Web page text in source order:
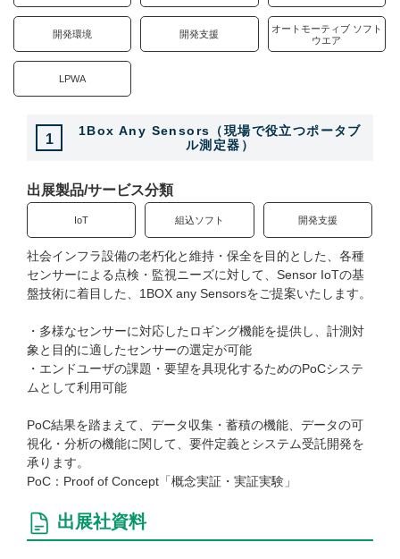
開発環境 開発支援
オートモーティブ ソフト
ウエア
LPWA
1
1Box Any Sensors（現場で役立つポータブ
ル測定器）
出展製品/サービス分類
IoT 組込ソフト 開発支援
社会インフラ設備の老朽化と維持・保全を目的とした、各種
センサーによる点検・監視ニーズに対して、Sensor IoTの基
盤技術に着目した、1BOX any Sensorsをご提案いたします。
・多様なセンサーに対応したロギング機能を提供し、計測対
象と目的に適したセンサーの選定が可能
・エンドユーザの課題・要望を具現化するためのPoCシステ
ムとして利用可能
PoC結果を踏まえて、データ収集・蓄積の機能、データの可
視化・分析の機能に関して、要件定義とシステム受託開発を
承ります。
PoC：Proof of Concept「概念実証・実証実験」
出展社資料
ETロボコン2025 セミナープログラム
オートモーティブ ソフトウエア エキスポ
EdgeTech+ AWARD 2025
チップミュージアム mini#
EdgeTech+ フェスタ
ETロボコン2025
仮説検証ブートキャンプ
来場案内
ご来場・事前登録について（FAQ）
AiMeet（展示会場内資料ダウンロード）利用方法
来場登録用紙ダウンロード（PDF）
アーカイブ配信視聴について